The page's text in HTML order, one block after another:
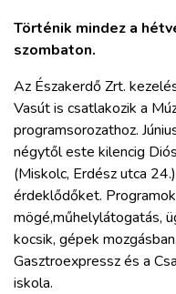
ARCHÍVUM
WEBSHOP
BELÉPÉS
REGISZTRÁCIÓ
Történik mindez a
szombaton.
Az Északerdő Zrt.
Vasút is csatlakozik a
programsorozathoz.
négytől este kilencig
(Miskolc, Erdész utca
érdeklődőket.
mögé,műhelylátogatás,
kocsik, gépek
Gasztroexpressz és a
iskola.